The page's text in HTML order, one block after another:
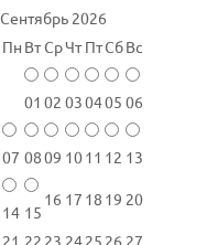
Сентябрь 2026
Пн ВтСрЧт ПтСбВс
01 02 030405 06
07 0809 1011 12 13
14 15
16 17 18 19 20
21 22 23 2425 26 27